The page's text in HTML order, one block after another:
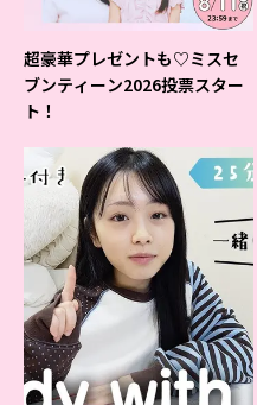
超豪華プレゼントも♡ミスセ
ブンティーン2026投票スター
ト！